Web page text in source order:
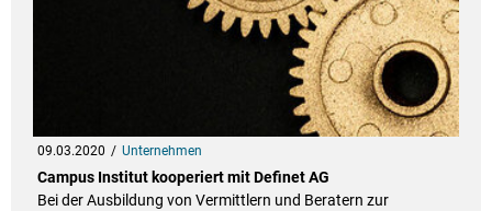
09.03.2020 Unternehmen
Campus Institut kooperiert mit Definet AG
Bei der Ausbildung von Vermittlern und Beratern zur